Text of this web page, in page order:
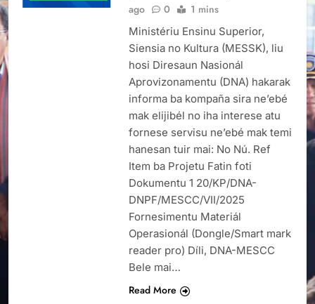
ago
0 1 mins
Ministériu Ensinu Superior,
Siensia no Kultura (MESSK), liu
hosi Diresaun Nasionál
Aprovizonamentu (DNA) hakarak
informa ba kompaña sira ne’ebé
mak elijibél no iha interese atu
fornese servisu ne’ebé mak temi
hanesan tuir mai: No Nú. Ref
Item ba Projetu Fatin foti
Dokumentu 1 20/KP/DNA-
DNPF/MESCC/VII/2025
Fornesimentu Materiál
Operasionál (Dongle/Smart mark
reader pro) Díli, DNA-MESCC
Bele mai…
Read More